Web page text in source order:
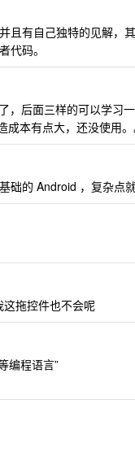
且有自己独特的见解，
代码。
，后面三样的可以学习
本有点大，还没使用。
础的 Android ，复杂
拖控件也不会呢
编程语言”